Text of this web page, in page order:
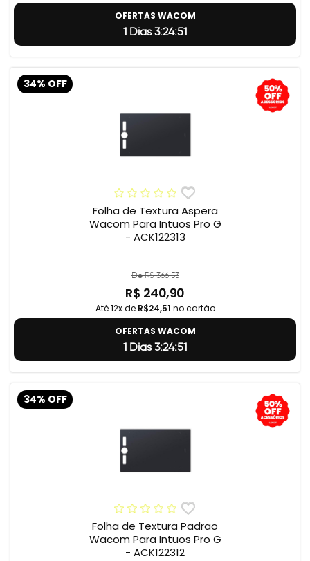
OFERTAS WACOM
1 Dias 3:24:50
34% OFF
Folha de Textura Aspera
Wacom Para Intuos Pro G
- ACK122313
De R$ 366,53
R$ 240,90
Até 12x de R$24,51 no cartão
OFERTAS WACOM
1 Dias 3:24:50
34% OFF
Folha de Textura Padrao
Wacom Para Intuos Pro G
- ACK122312